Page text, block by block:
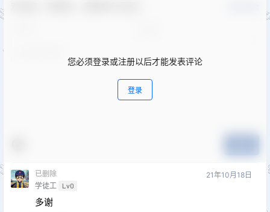
您必须登录或注册以后才能发表评论
登录
已删除
学徒工 Lv0
21年10月18日
多谢